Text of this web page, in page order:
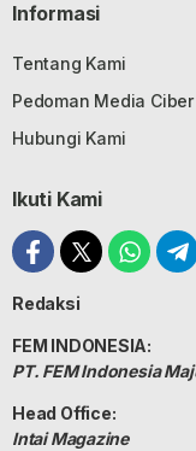
Informasi
Tentang Kami
Pedoman Media Ciber
Hubungi Kami
Ikuti Kami
Redaksi
FEM INDONESIA:
PT. FEM Indonesia
Head Office:
Intai Magazine